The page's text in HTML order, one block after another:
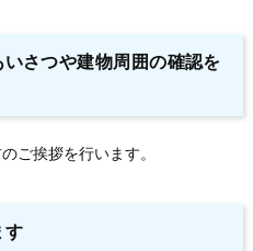
さつや建物周囲の確認を
ご挨拶を行います。
す